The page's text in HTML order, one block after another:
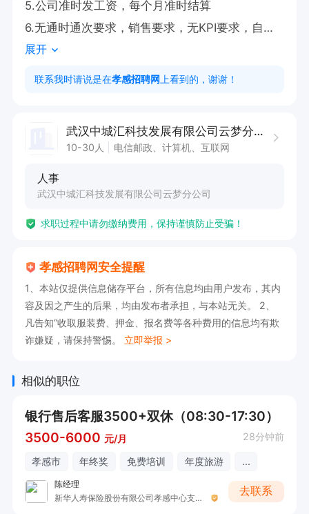
5.公司准时发工资，每个月准时结算
6.无通时通次要求，销售要求，无KPI要求，自己
安排
7.当日红包，咖啡，下午茶等福利，不定期下午
8.正规正规正规，重要的事情说三遍
产品。
上班时间：早九晚六，中午休息一个半小时，周日
薪资范围：8000-20000元/月底薪：3200元/月提
成方式：按单提成；
奖金补贴：日日开单奖，年终奖，全勤奖
展开
联系我时请说是在孝感招聘网 上看到的，谢谢！
武汉中城汇科技发展有限公司云梦分公司
10-30人 电信邮政、计算机、互联网
人事
武汉中城汇科技发展有限公司云梦分公司
求职过程中请勿缴纳费用，保持谨慎防止受骗！
孝感招聘网安全提醒
1、本站仅提供信息储存平台，所有信息均由用户发布，其内
容及因之产生的后果，均由发布者承担，与本站无关。 2、
凡告知“收取服装费、押金、报名费等各种费用的信息均有欺
诈嫌疑，请保持警惕。 立即举报 >
相似的职位
银行售后客服3500+双休（08:30-17:30）
3500-6000 元/月 28分钟前
孝感市 年终奖 免费培训 年度旅游 ...
陈经理
新华人寿保险股份有限公司孝感中心支公司(黄香路店)
去联系